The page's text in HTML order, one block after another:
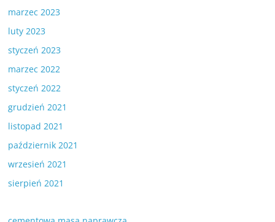
marzec 2023
luty 2023
styczeń 2023
marzec 2022
styczeń 2022
grudzień 2021
listopad 2021
październik 2021
wrzesień 2021
sierpień 2021